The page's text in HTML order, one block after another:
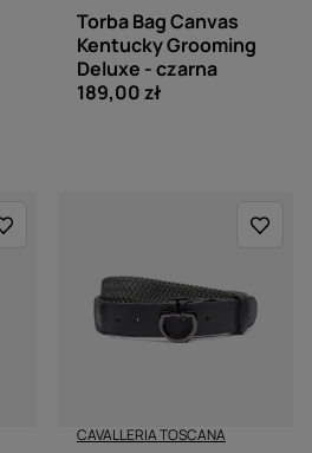
Torba Bag Canvas
Kentucky Grooming
Deluxe - czarna
189,00 zł
CAVALLERIA TOSCANA